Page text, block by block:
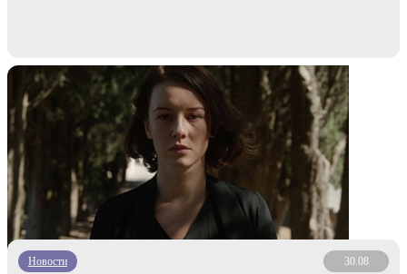
Новости 30.08